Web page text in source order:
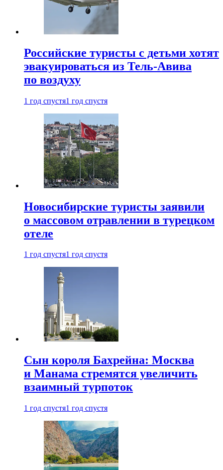
Российские туристы с детьми хотят
эвакуироваться из Тель-Авива
по воздуху
1 год спустя1 год спустя
Новосибирские туристы заявили
о массовом отравлении в турецком
отеле
1 год спустя1 год спустя
Сын короля Бахрейна: Москва
и Манама стремятся увеличить
взаимный турпоток
1 год спустя1 год спустя